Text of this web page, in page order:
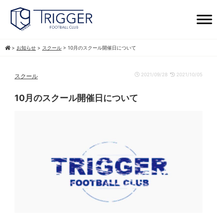
> お知らせ > スクール > 10月のスクール開催日について
スクール 2021/09/28 2021/10/05
10月のスクール開催日について